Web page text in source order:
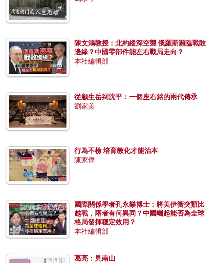
陳文鴻教授：北約縱深空襲 俄羅斯瀕臨戰敗
邊緣？中國零部件能左右戰局走向？
本社編輯部
從顧生岳到沈平：一個座右銘的兩代傳承
劉家美
行為不檢 培育教化才能治本
陳家偉
國際關係學者孔永樂博士：將美伊衝突類比
越戰，兩者有何異同？中國崛起能否為全球
格局發揮穩定效用？
本社編輯部
葛亮：見南山